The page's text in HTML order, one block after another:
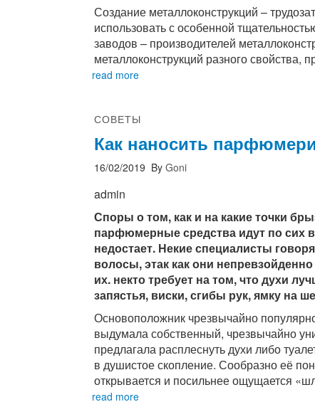
Создание металлоконструкций –
использовать с особенной
заводов – производителей
металлоконструкций разного свойства,
read more
СОВЕТЫ
Как наносить
16/02/2019 By Goni
admin
Споры о том, как и на какие точки
парфюмерные средства идут по сих
недостает. Некие специалисты
волосы, этак как они
их. некто требует на том, что духи
запястья, виски, сгибы рук, ямку на
Основоположник чрезвычайно
выдумала собственный, чрезвычайно
предлагала расплеснуть духи либо
в душистое скопление. Сообразно её
открывается и посильнее ощущается
read more